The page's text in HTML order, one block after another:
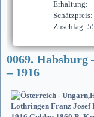
Erhaltung:
Zuschlag:
0069. Habsburg
– 1916